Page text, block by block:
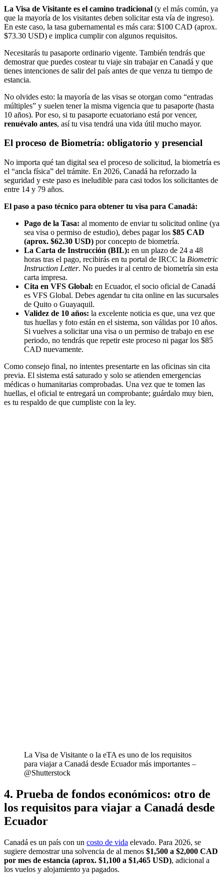
La Visa de Visitante es el camino tradicional (y el más común, ya
que la mayoría de los visitantes deben solicitar esta vía de ingreso).
En este caso, la tasa gubernamental es más cara: $100 CAD (aprox.
$73.30 USD) e implica cumplir con algunos requisitos.
Necesitarás tu pasaporte ordinario vigente. También tendrás que
demostrar que puedes costear tu viaje sin trabajar en Canadá y que
tienes intenciones de salir del país antes de que venza tu tiempo de
estancia.
No olvides esto: la mayoría de las visas se otorgan como “entradas
múltiples” y suelen tener la misma vigencia que tu pasaporte (hasta
10 años). Por eso, si tu pasaporte ecuatoriano está por vencer,
renuévalo antes, así tu visa tendrá una vida útil mucho mayor.
El proceso de Biometría: obligatorio y presencial
No importa qué tan digital sea el proceso de solicitud, la biometría es
el “ancla física” del trámite. En 2026, Canadá ha reforzado la
seguridad y este paso es ineludible para casi todos los solicitantes de
entre 14 y 79 años.
El paso a paso técnico para obtener tu visa para Canadá:
Pago de la Tasa: al momento de enviar tu solicitud online (ya
sea visa o permiso de estudio), debes pagar los $85 CAD
(aprox. $62.30 USD) por concepto de biometría.
La Carta de Instrucción (BIL): en un plazo de 24 a 48
horas tras el pago, recibirás en tu portal de IRCC la Biometric
Instruction Letter. No puedes ir al centro de biometría sin esta
carta impresa.
Cita en VFS Global: en Ecuador, el socio oficial de Canadá
es VFS Global. Debes agendar tu cita online en las sucursales
de Quito o Guayaquil.
Validez de 10 años: la excelente noticia es que, una vez que
tus huellas y foto están en el sistema, son válidas por 10 años.
Si vuelves a solicitar una visa o un permiso de trabajo en ese
periodo, no tendrás que repetir este proceso ni pagar los $85
CAD nuevamente.
Como consejo final, no intentes presentarte en las oficinas sin cita
previa. El sistema está saturado y solo se atienden emergencias
médicas o humanitarias comprobadas. Una vez que te tomen las
huellas, el oficial te entregará un comprobante; guárdalo muy bien,
es tu respaldo de que cumpliste con la ley.
La Visa de Visitante o la eTA es uno de los requisitos
para viajar a Canadá desde Ecuador más importantes –
@Shutterstock
4. Prueba de fondos económicos: otro de
los requisitos para viajar a Canadá desde
Ecuador
Canadá es un país con un costo de vida elevado. Para 2026, se
sugiere demostrar una solvencia de al menos $1,500 a $2,000 CAD
por mes de estancia (aprox. $1,100 a $1,465 USD), adicional a
los vuelos y alojamiento ya pagados.